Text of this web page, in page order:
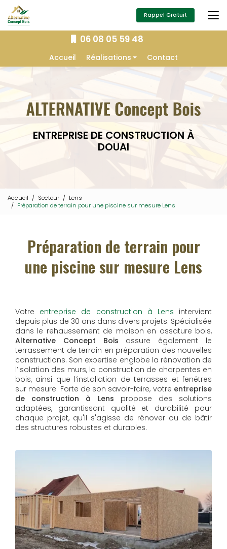
Aller
au
contenu
principal
06 08 05 59 48
Navigation secondaire
Accueil Réalisations
Isolation
Aménagement extérieur
Contact
Rappel Gratuit
ENTREPRISE DE CONSTRUCTION À
DOUAI
Accueil Secteur
Lens
Préparation de terrain pour une piscine sur mesure Lens
Préparation de terrain pour
une piscine sur mesure Lens
Votre entreprise de construction à Lens intervient
depuis plus de 30 ans dans divers projets. Spécialisée
dans le rehaussement de maison en ossature bois,
Alternative Concept Bois assure également le
terrassement de terrain en préparation des nouvelles
constructions. Son expertise englobe la rénovation de
l’isolation des murs, la construction de charpentes en
bois, ainsi que l’installation de terrasses et fenêtres
sur mesure. Forte de son savoir-faire, votre entreprise
de construction à Lens propose des solutions
adaptées, garantissant qualité et durabilité pour
chaque projet, qu'il s'agisse de rénover ou de bâtir
des structures robustes et durables.